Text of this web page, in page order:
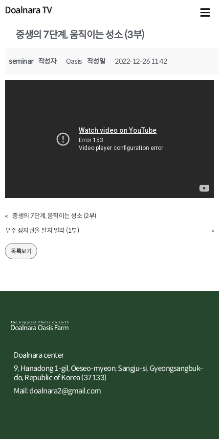
Doalnara TV
중생의 7단계, 움직이는 성소 (3부)
seminar 작성자 Oasis 작성일 2022-12-26 11:42
« 중생의 7단계, 움직이는 성소 (2부)
우주 장자권을 팔지 말라 (1부)
»
목록보기
Doalnara center
9, Hanadong 1-gil, Oeseo-myeon, Sangju-si, Gyeongsangbuk-
do, Republic of Korea (37133)
Mail: doalnara2@gmail.com